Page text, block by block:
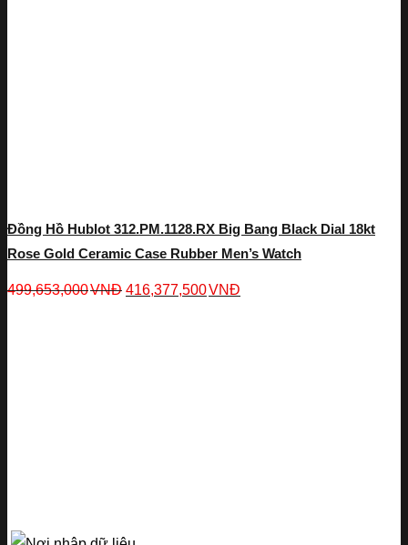
Đồng Hồ Hublot 312.PM.1128.RX Big Bang Black Dial 18kt
Rose Gold Ceramic Case Rubber Men’s Watch
499,653,000VNĐ 416,377,500VNĐ